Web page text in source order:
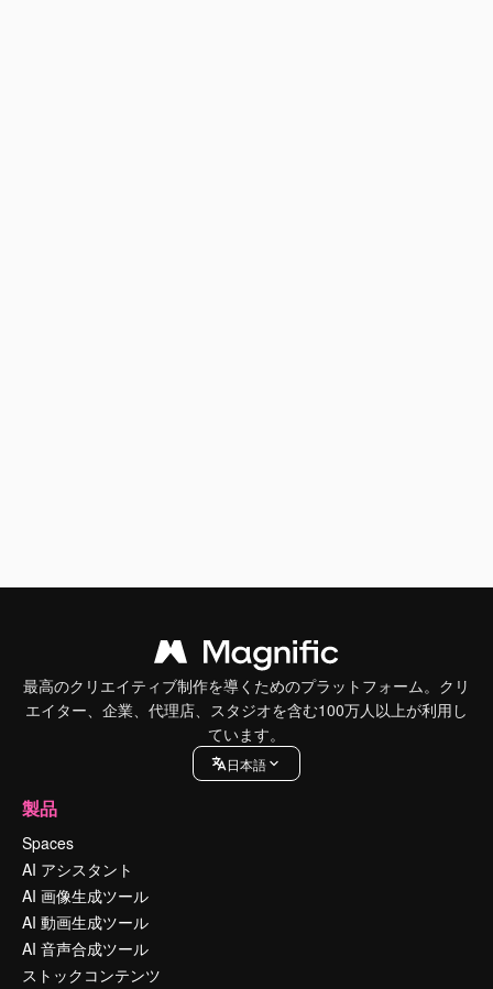
最高のクリエイティブ制作を導くためのプラットフォーム。クリ
エイター、企業、代理店、スタジオを含む100万人以上が利用し
ています。
日本語
製品
Spaces
AI アシスタント
AI 画像生成ツール
AI 動画生成ツール
AI 音声合成ツール
ストックコンテンツ